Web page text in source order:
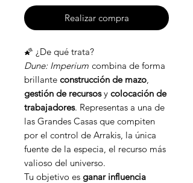
Realizar compra
🌠 ¿De qué trata?
Dune: Imperium combina de forma
brillante construcción de mazo,
gestión de recursosy colocación de
trabajadores. Representas a una de
las Grandes Casas que compiten
por el control de Arrakis, la única
fuente de la especia, el recurso más
valioso del universo.
Tu objetivo es ganar influencia